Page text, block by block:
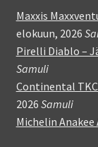
Maxxis
elokuun, 2026
Pirelli Diablo –
Samuli
Continental
2026 Samuli
Michelin Anakee